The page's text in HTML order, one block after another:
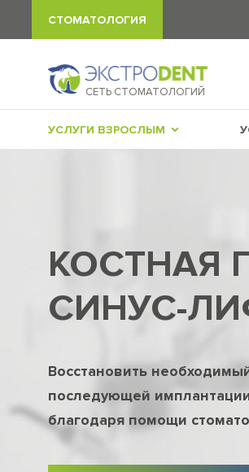
СТОМАТОЛОГИЯ
СЕТЬ СТОМАТОЛОГИЙ
УСЛУГИ ВЗРОСЛЫМ
КОСТНАЯ
СИНУС-
Восстановить
последующей
благодаря помощи